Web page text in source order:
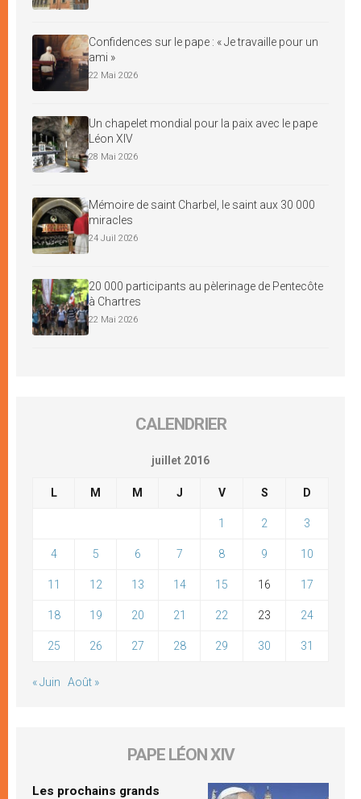
Confidences sur le pape : « Je travaille pour un
ami »
22 Mai 2026
Un chapelet mondial pour la paix avec le pape
Léon XIV
28 Mai 2026
Mémoire de saint Charbel, le saint aux 30 000
miracles
24 Juil 2026
20 000 participants au pèlerinage de Pentecôte
à Chartres
22 Mai 2026
CALENDRIER
juillet 2016
L M M J V S D
1 2 3
4 5 6 7 8 9 10
11 12 13 14 15 16 17
18 19 20 21 22 23 24
25 26 27 28 29 30 31
« Juin Août »
PAPE LÉON XIV
Les prochains grands